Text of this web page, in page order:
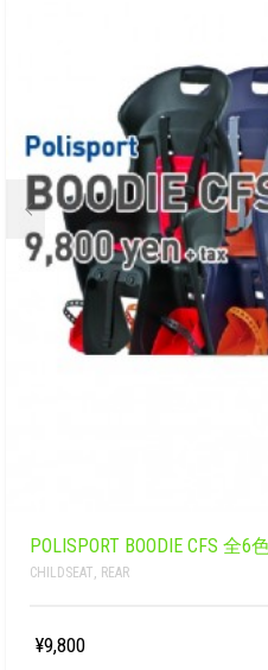
POLISPORT BOODIE CFS 全6
CHILDSEAT REAR
¥9,800